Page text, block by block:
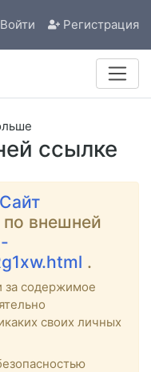
Войти Регистрация
ссылке
Сайт
по внешней
.
за содержимое
своих личных